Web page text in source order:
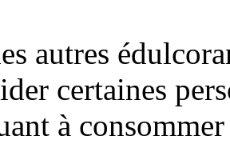
autres
certaines
à